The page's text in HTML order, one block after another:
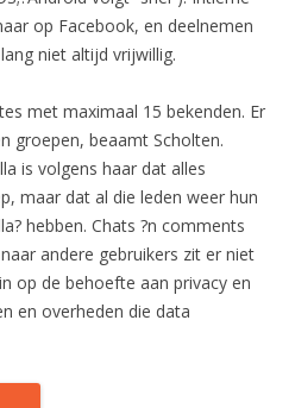
op Facebook, en deelnemen
niet altijd vrijwillig.
met maximaal 15 bekenden. Er
groepen, beaamt Scholten.
is volgens haar dat alles
maar dat al die leden weer hun
hebben. Chats ?n comments
andere gebruikers zit er niet
op de behoefte aan privacy en
en overheden die data